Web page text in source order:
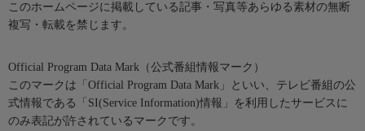
このホームページに掲載している記事・写真等あらゆる素材の無断
複写・転載を禁じます。
Official Program Data Mark（公式番組情報マーク）
このマークは「Official Program Data Mark」といい、テレビ番組の公
式情報である「SI(Service Information)情報」を利用したサービスに
のみ表記が許されているマークです。